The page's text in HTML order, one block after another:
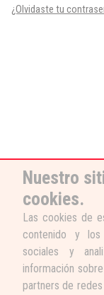
¿Olvidaste tu
Nuestro
cookies.
Las cookies de
contenido y los
sociales y
información
partners de